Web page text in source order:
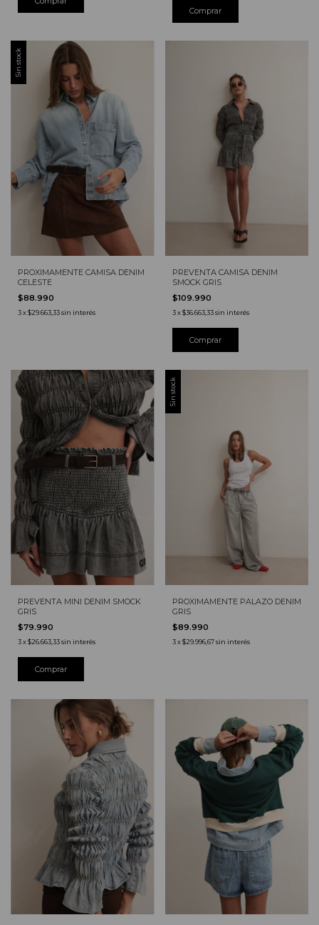
Comprar
Sin stock
PROXIMAMENTE CAMISA DENIM
CELESTE
$88.990
3x$29.663,33sin interés
PREVENTA CAMISA DENIM
SMOCK GRIS
$109.990
3 x$36.663,33 sin interés
Comprar
PREVENTA MINI DENIM SMOCK
GRIS
$79.990
3x$26.663,33sin interés
Comprar
Sin stock
PROXIMAMENTE PALAZO DENIM
GRIS
$89.990
3 x$29.996,67 sin interés